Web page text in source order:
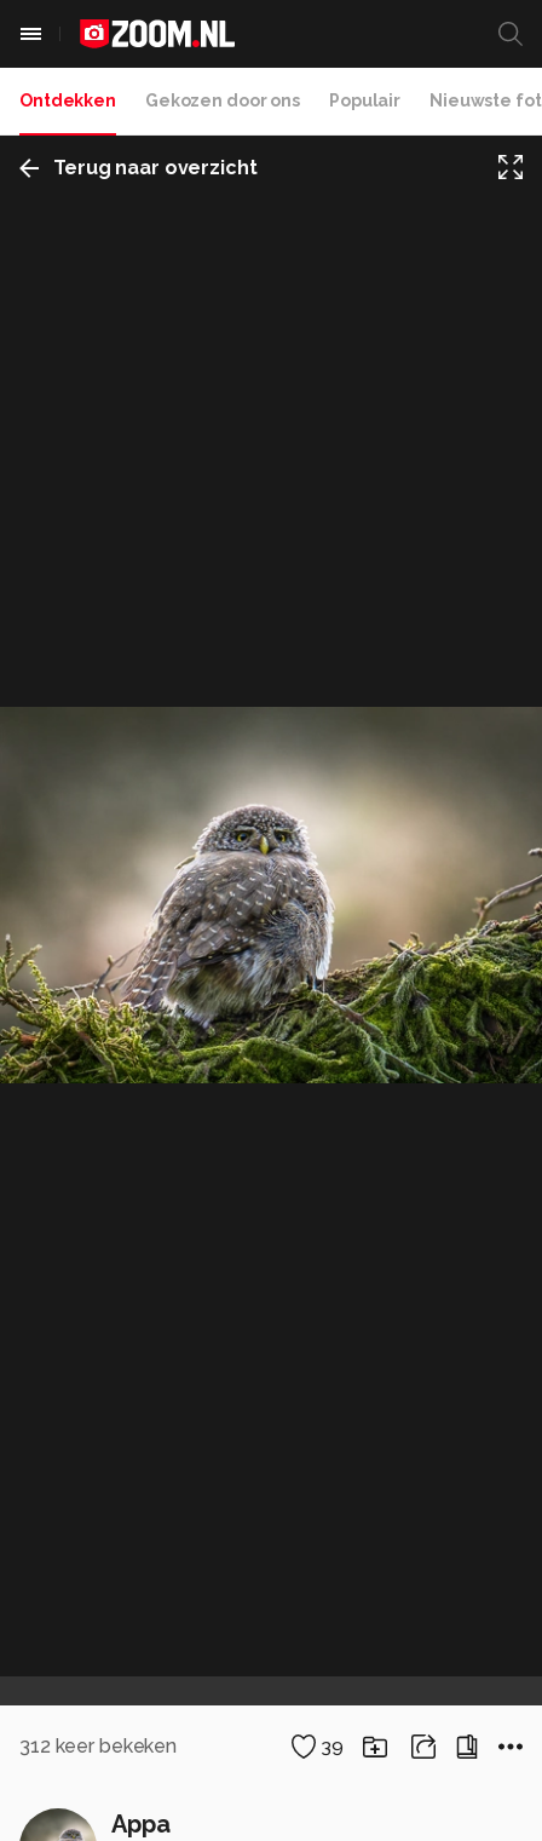
Ontdekken Gekozen door ons Populair Nieuwste
Terug naar overzicht
312 keer bekeken 39
Appa